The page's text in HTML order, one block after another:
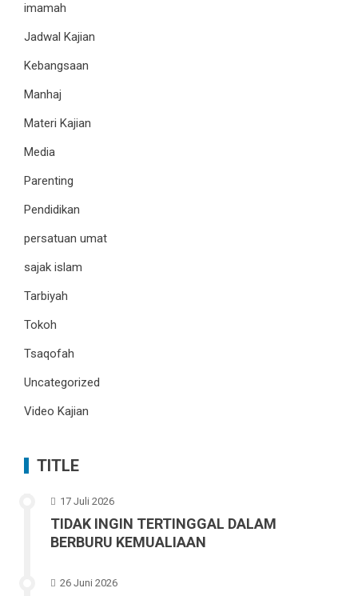
imamah
Jadwal Kajian
Kebangsaan
Manhaj
Materi Kajian
Media
Parenting
Pendidikan
persatuan umat
sajak islam
Tarbiyah
Tokoh
Tsaqofah
Uncategorized
Video Kajian
TITLE
17 Juli 2026
TIDAK INGIN TERTINGGAL DALAM
BERBURU KEMUALIAAN
26 Juni 2026